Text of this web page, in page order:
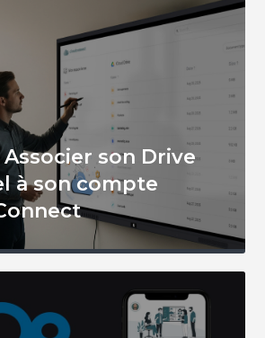
son Drive
à son compte